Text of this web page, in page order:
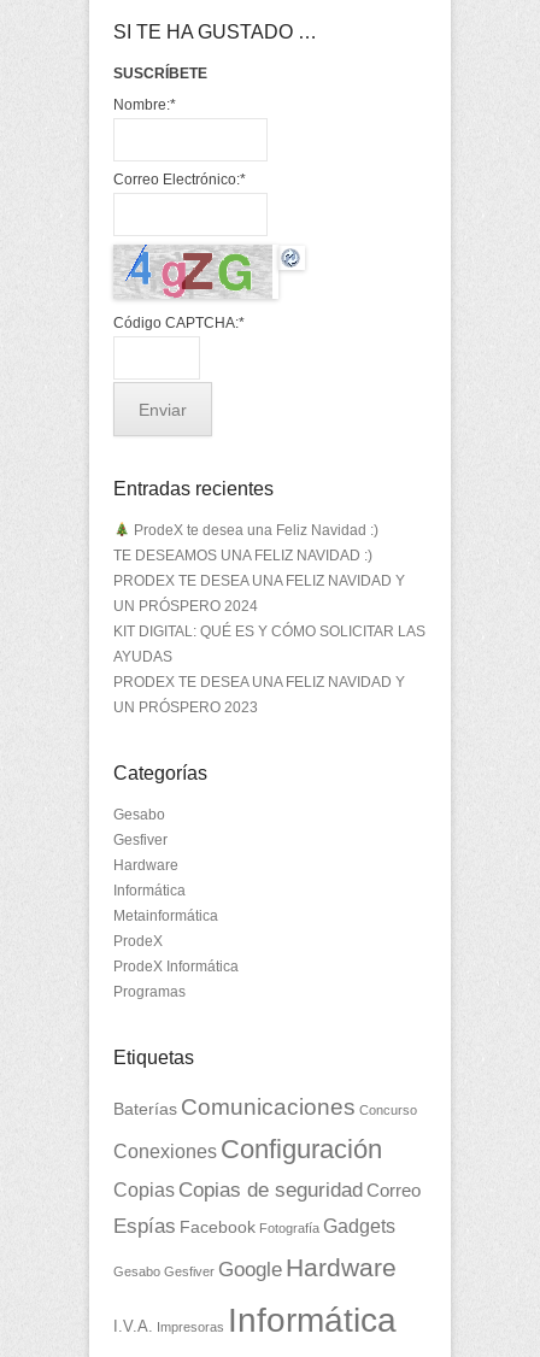
SI TE HA GUSTADO …
SUSCRÍBETE
Nombre:*
Correo Electrónico:*
Código CAPTCHA:*
Entradas recientes
ProdeX te desea una Feliz Navidad :)
TE DESEAMOS UNA FELIZ NAVIDAD :)
PRODEX TE DESEA UNA FELIZ NAVIDAD Y
UN PRÓSPERO 2024
KIT DIGITAL: QUÉ ES Y CÓMO SOLICITAR LAS
AYUDAS
PRODEX TE DESEA UNA FELIZ NAVIDAD Y
UN PRÓSPERO 2023
Categorías
Gesabo
Gesfiver
Hardware
Informática
Metainformática
ProdeX
ProdeX Informática
Programas
Etiquetas
Baterías Comunicaciones Concurso
Conexiones Configuración
Copias Copias de seguridad Correo
Espías Facebook Fotografía Gadgets
Gesabo Gesfiver Google Hardware
I.V.A. Impresoras Informática